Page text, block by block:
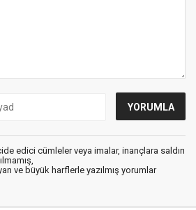
edici cümleler veya imalar, inançlara saldırı
ve büyük harflerle yazılmış yorumlar